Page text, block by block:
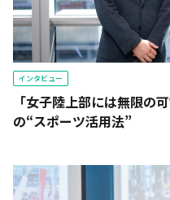
インタビュー
「女子陸上部には無限の
の“スポーツ活用法”